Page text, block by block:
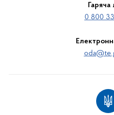
Гаряча
0 800